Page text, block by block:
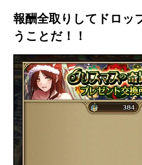
報酬全取りしてドロッ
うことだ！！